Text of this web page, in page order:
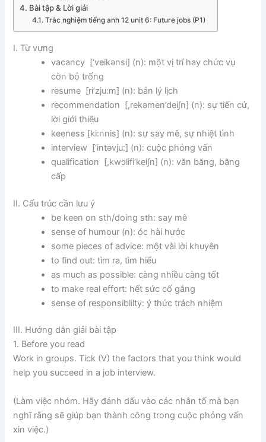
Bài tập & Lời giải
Trắc nghiệm tiếng anh 12 unit 6: Future jobs (P1)
I. Từ vựng
vacancy [‘veikənsi] (n): một vị trí hay chức vụ
còn bỏ trống
resume [ri’zju:m] (n): bản lý lịch
recommendation [,rekəmen’dei∫n] (n): sự tiến cử,
lời giới thiệu
keeness [ki:nnis] (n): sự say mê, sự nhiệt tình
interview [‘intəvju:] (n): cuộc phỏng vấn
qualification [,kwɔlifi’kei∫n] (n): văn bằng, bằng
cấp
II. Cấu trúc cần lưu ý
be keen on sth/doing sth: say mê
sense of humour (n): óc hài hước
some pieces of advice: một vài lời khuyên
to find out: tìm ra, tìm hiểu
as much as possible: càng nhiều càng tốt
to make real effort: hết sức cố gắng
sense of responsiblilty: ý thức trách nhiệm
III. Hướng dẫn giải bài tập
1. Before you read
Work in groups. Tick (V) the factors that you think would
help you succeed in a job interview.
(Làm việc nhóm. Hãy đánh dấu vào các nhân tố mà bạn
nghĩ rằng sẽ giúp bạn thành công trong cuộc phỏng vấn
xin việc.)